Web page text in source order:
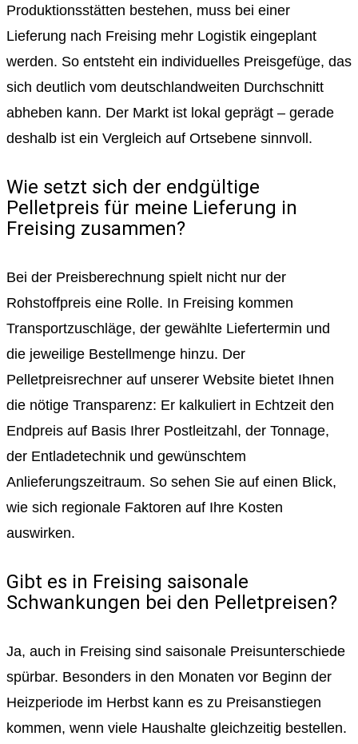
Produktionsstätten bestehen, muss bei einer
Lieferung nach Freising mehr Logistik eingeplant
werden. So entsteht ein individuelles Preisgefüge, das
sich deutlich vom deutschlandweiten Durchschnitt
abheben kann. Der Markt ist lokal geprägt – gerade
deshalb ist ein Vergleich auf Ortsebene sinnvoll.
Wie setzt sich der endgültige
Pelletpreis für meine Lieferung in
Freising zusammen?
Bei der Preisberechnung spielt nicht nur der
Rohstoffpreis eine Rolle. In Freising kommen
Transportzuschläge, der gewählte Liefertermin und
die jeweilige Bestellmenge hinzu. Der
Pelletpreisrechner auf unserer Website bietet Ihnen
die nötige Transparenz: Er kalkuliert in Echtzeit den
Endpreis auf Basis Ihrer Postleitzahl, der Tonnage,
der Entladetechnik und gewünschtem
Anlieferungszeitraum. So sehen Sie auf einen Blick,
wie sich regionale Faktoren auf Ihre Kosten
auswirken.
Gibt es in Freising saisonale
Schwankungen bei den Pelletpreisen?
Ja, auch in Freising sind saisonale Preisunterschiede
spürbar. Besonders in den Monaten vor Beginn der
Heizperiode im Herbst kann es zu Preisanstiegen
kommen, wenn viele Haushalte gleichzeitig bestellen.